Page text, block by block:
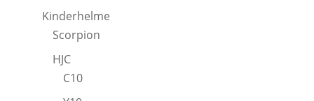
Kinderhelme
Scorpion
HJC
C10